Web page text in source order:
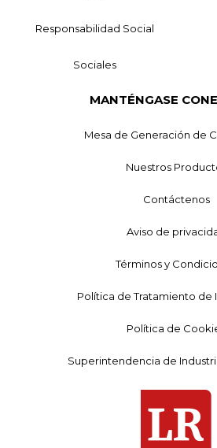
Responsabilidad Social
Sociales
MANTÉNGASE
Mesa de Generación de
Nuestros
Contáctenos
Aviso de
Términos y
Política de Tratamiento de
Política de
Superintendencia de